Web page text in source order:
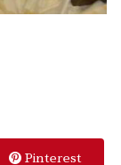
Pinterest